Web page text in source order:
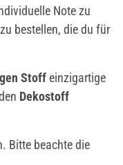
Note zu
bestellen, die du für
Stoff einzigartige
Dekostoff
Bitte beachte die